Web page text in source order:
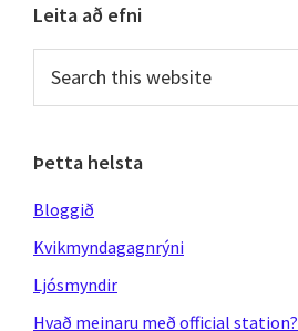
Primary
Sidebar
Leita að efni
this
Þetta helsta
Bloggið
Kvikmyndagagnrýni
Ljósmyndir
Hvað meinaru með official station?